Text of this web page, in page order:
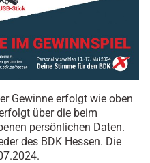
Gewinne erfolgt wie oben
über die beim
persönlichen Daten.
des BDK Hessen. Die